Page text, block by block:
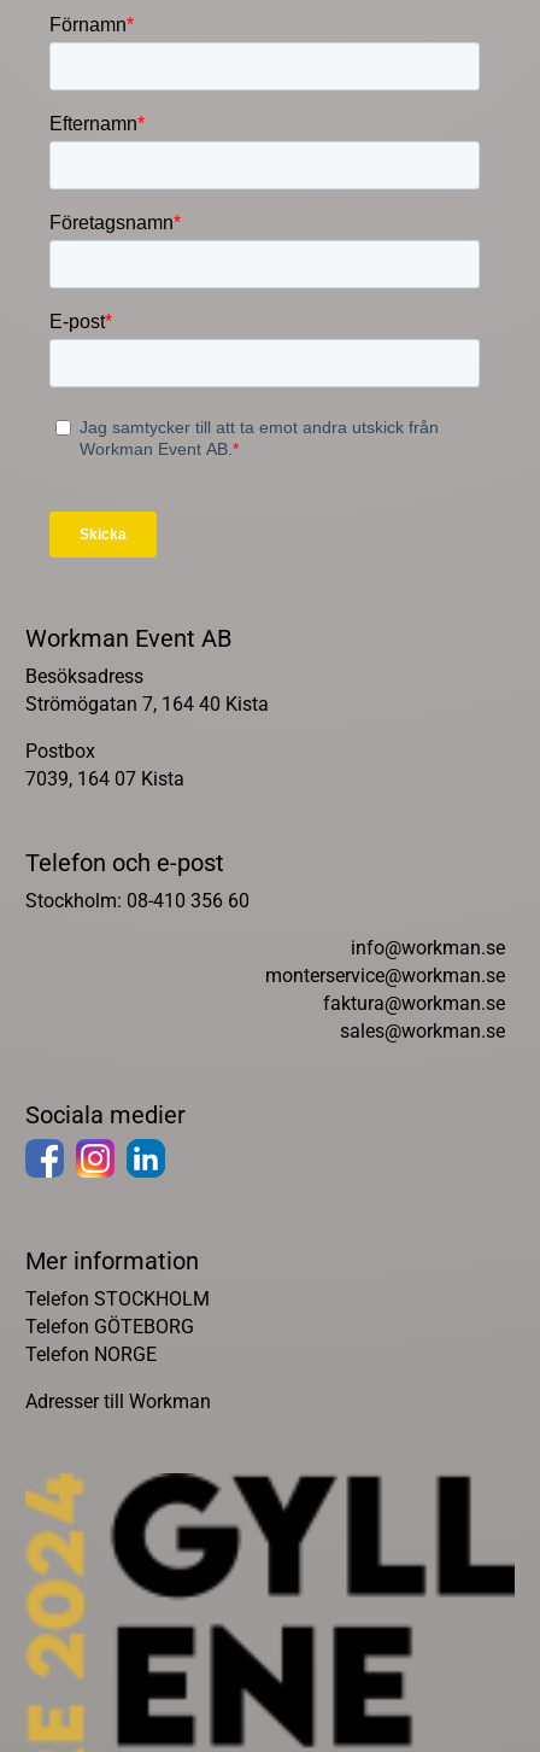
Workman Event AB
Besöksadress
Strömögatan 7, 164 40 Kista
Postbox
7039, 164 07 Kista
Telefon och e-post
Stockholm: 08-410 356 60
info@workman.se
monterservice@workman.se
faktura@workman.se
sales@workman.se
Sociala medier
Mer information
Telefon STOCKHOLM
Telefon GÖTEBORG
Telefon NORGE
Adresser till Workman